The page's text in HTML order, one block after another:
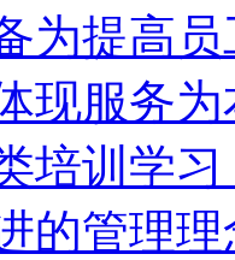
为提高
现服务
培训学
的管理